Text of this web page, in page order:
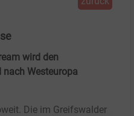
wird den
Westeuropa
Die im Greifswalder